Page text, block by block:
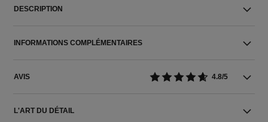
DESCRIPTION
INFORMATIONS COMPLÉMENTAIRES
AVIS 4.8/5
L'ART DU DÉTAIL